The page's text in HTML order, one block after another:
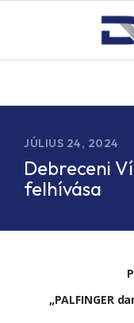
JÚLIUS 24, 2024
Debreceni
felhívása
„PALFINGER